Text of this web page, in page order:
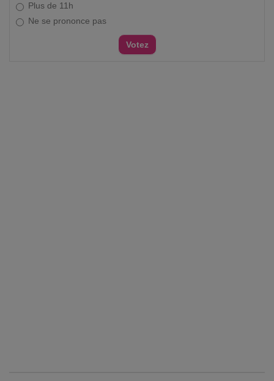
Plus de 11h
Ne se prononce pas